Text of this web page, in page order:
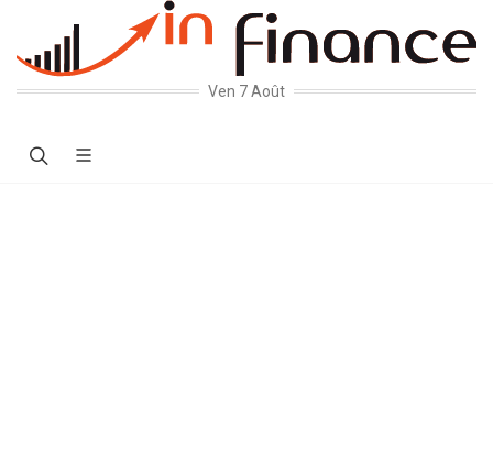
Ven 7 Août